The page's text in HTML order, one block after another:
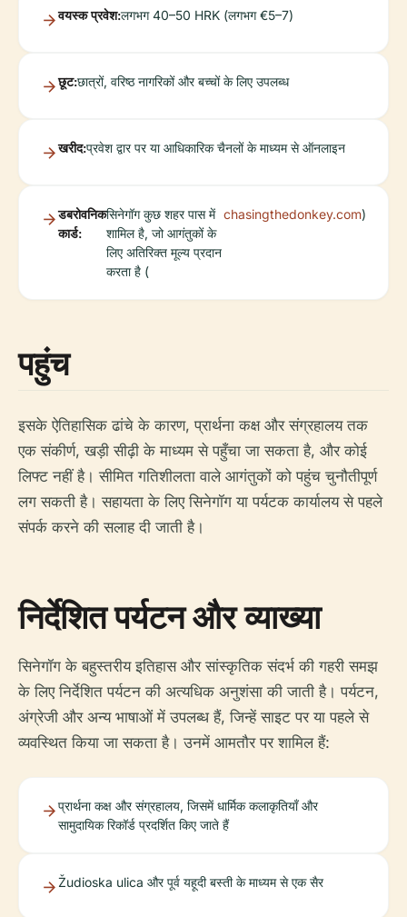
वयस्क प्रवेश:लगभग 40–50 HRK (लगभग €5–7)
छूट:छात्रों, वरिष्ठ नागरिकों और बच्चों के लिए उपलब्ध
खरीद:प्रवेश द्वार पर या आधिकारिक चैनलों के माध्यम से ऑनलाइन
डबरोवनिक
कार्ड:
सिनेगॉग कुछ शहर पास में
शामिल है, जो आगंतुकों के
लिए अतिरिक्त मूल्य प्रदान
करता है (
chasingthedonkey.com)
पहुंच
इसके ऐतिहासिक ढांचे के कारण, प्रार्थना कक्ष और संग्रहालय तक
एक संकीर्ण, खड़ी सीढ़ी के माध्यम से पहुँचा जा सकता है, और कोई
लिफ्ट नहीं है। सीमित गतिशीलता वाले आगंतुकों को पहुंच चुनौतीपूर्ण
लग सकती है। सहायता के लिए सिनेगॉग या पर्यटक कार्यालय से पहले
संपर्क करने की सलाह दी जाती है।
निर्देशित पर्यटन और व्याख्या
सिनेगॉग के बहुस्तरीय इतिहास और सांस्कृतिक संदर्भ की गहरी समझ
के लिए निर्देशित पर्यटन की अत्यधिक अनुशंसा की जाती है। पर्यटन,
अंग्रेजी और अन्य भाषाओं में उपलब्ध हैं, जिन्हें साइट पर या पहले से
व्यवस्थित किया जा सकता है। उनमें आमतौर पर शामिल हैं:
प्रार्थना कक्ष और संग्रहालय, जिसमें धार्मिक कलाकृतियाँ और
सामुदायिक रिकॉर्ड प्रदर्शित किए जाते हैं
Žudioska ulica और पूर्व यहूदी बस्ती के माध्यम से एक सैर